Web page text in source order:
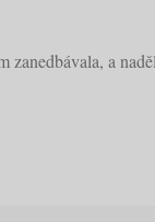
zanedbávala, a